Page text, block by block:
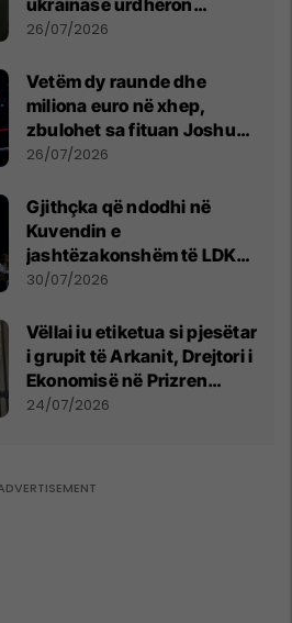
ukrainase urdhëron
kontroll të madh
26/07/2026
Vetëm dy raunde dhe
miliona euro në xhep,
zbulohet sa fituan Joshua
e Prenga
26/07/2026
Gjithçka që ndodhi në
Kuvendin e
jashtëzakonshëm të LDK-
së
30/07/2026
Vëllai iu etiketua si pjesëtar
i grupit të Arkanit, Drejtori i
Ekonomisë në Prizren
mohon pretendimet
24/07/2026